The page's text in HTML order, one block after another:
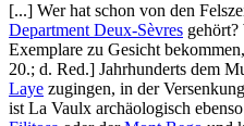
[...] Wer hat schon von den
Department Deux-Sèvres gehört?
Exemplare zu Gesicht
20.; d. Red.] Jahrhunderts dem
Laye zugingen, in der
ist La Vaulx archäologisch